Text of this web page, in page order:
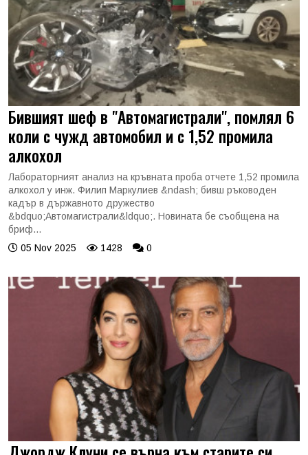
Бившият шеф в "Автомагистрали", помлял 6
коли с чужд автомобил и с 1,52 промила
алкохол
Лабораторният анализ на кръвната проба отчете 1,52 промила
алкохол у инж. Филип Маркулиев &ndash; бивш ръководен
кадър в държавното дружество
&bdquo;Автомагистрали&ldquo;. Новината бе съобщена на
бриф...
05 Nov 2025
1428 0